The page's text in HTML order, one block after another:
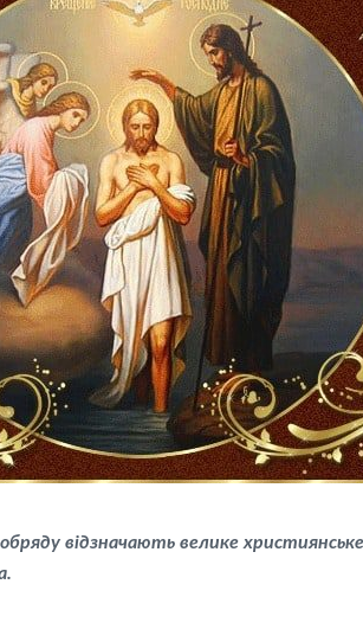
відзначають велике